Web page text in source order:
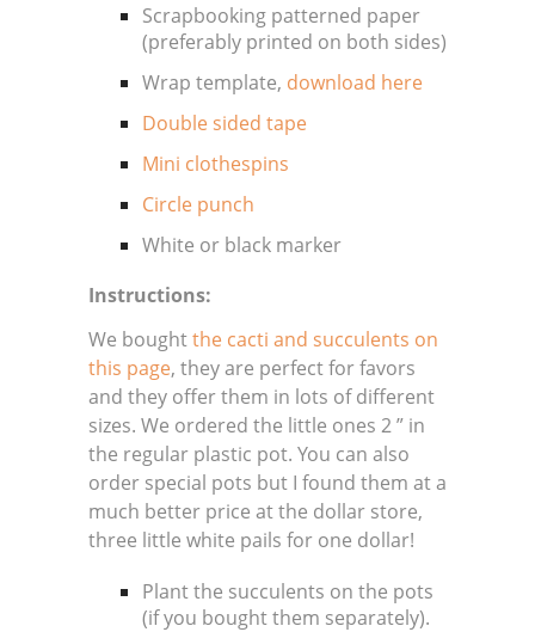
Scrapbooking patterned paper
(preferably printed on both sides)
Wrap template, download here
Double sided tape
Mini clothespins
Circle punch
White or black marker
Instructions:
We boughtthe cacti and succulents on
this page, they are perfect for favors
and they offer them in lots of different
sizes. We ordered the little ones 2 ” in
the regular plastic pot. You can also
order special pots but I found them at a
much better price at the dollar store,
three little white pails for one dollar!
Plant the succulents on the pots
(if you bought them separately).